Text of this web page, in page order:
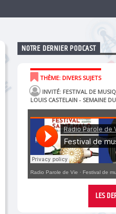
NOTRE DERNIER PODCAST
THÈME: DIVERS SUJETS
INVITÉ: FESTIVAL DE
LOUIS CASTELAIN - SEMAINE
Radio Parole de Vie · Festival de musique
LES